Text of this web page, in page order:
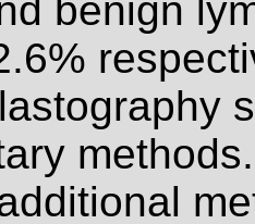
benign